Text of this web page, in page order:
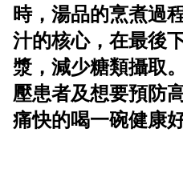
時，湯品的烹煮過
汁的核心，在最後
漿，減少糖類攝取
壓患者及想要預防
痛快的喝一碗健康好